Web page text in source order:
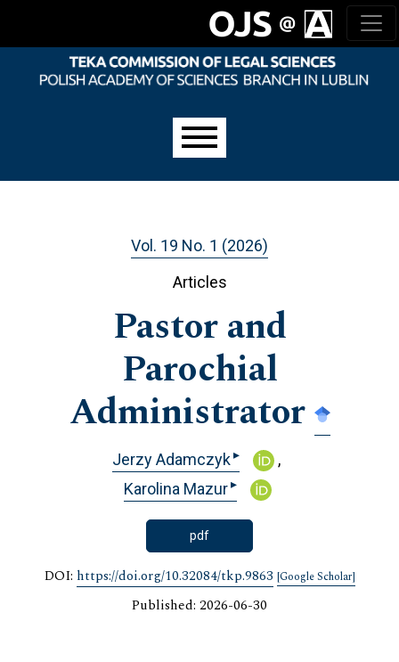
Vol. 19 No. 1 (2026)
Articles
Pastor and
Parochial
Administrator
Jerzy Adamczyk▸
Karolina Mazur▸
pdf
DOI: https://doi.org/10.32084/tkp.9863 [Google Scholar]
Published: 2026-06-30